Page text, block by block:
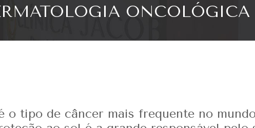
ONCOLÓGICA
o tipo de câncer mais frequente no